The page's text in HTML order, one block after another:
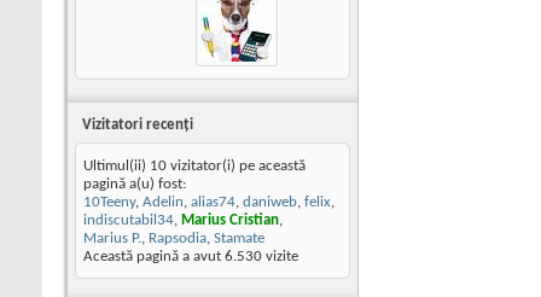
Vizitatori recenţi
Ultimul(ii) 10 vizitator(i) pe această
pagină a(u) fost:
10Teeny, Adelin, alias74, daniweb, felix,
indiscutabil34, Marius Cristian,
Marius P., Rapsodia, Stamate
Această pagină a avut 6.530 vizite